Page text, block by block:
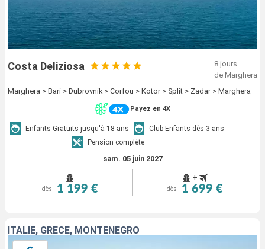
Costa Deliziosa
8 jours
de Marghera
Marghera > Bari > Dubrovnik > Corfou > Kotor > Split > Zadar > Marghera
Payez en 4X
Enfants Gratuits jusqu'à 18 ans
Club Enfants dès 3 ans
Pension complète
sam. 05 juin 2027
dès 1 199 €
+
dès 1 699 €
ITALIE, GRÈCE, MONTENEGRO